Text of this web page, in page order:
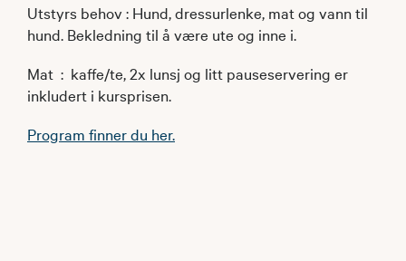
Utstyrs behov : Hund, dressurlenke, mat og vann til
hund. Bekledning til å være ute og inne i.
Mat : kaffe/te, 2x lunsj og litt pauseservering er
inkludert i kursprisen.
Program finner du her.